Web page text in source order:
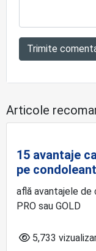
Trimite
Articole
15 avantaje
pe
află avantajele de
PRO sau GOLD
5,733